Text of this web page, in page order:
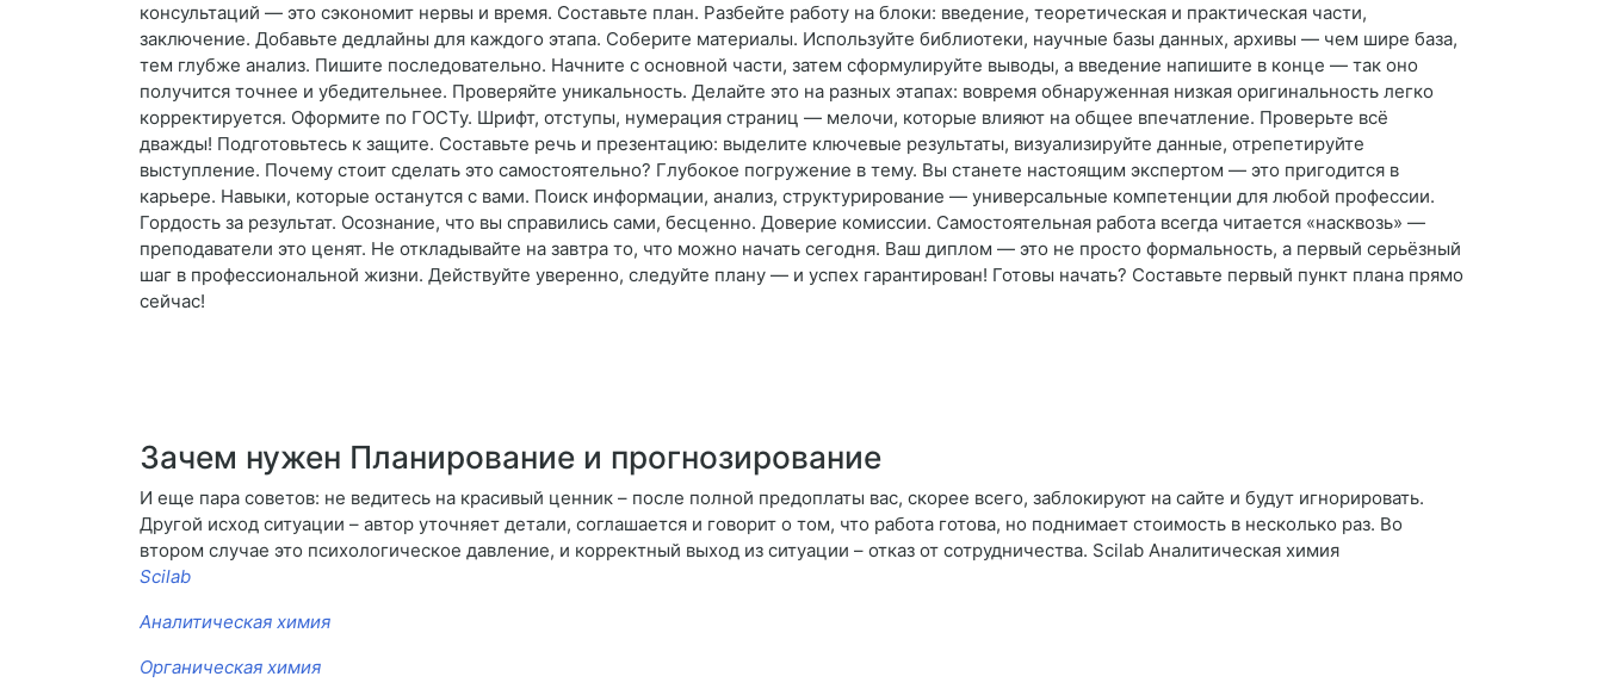
консультаций — это сэкономит нервы и время. Составьте план. Разбейте работу на блоки: введение, теоретическая и практическая части,
заключение. Добавьте дедлайны для каждого этапа. Соберите материалы. Используйте библиотеки, научные базы данных, архивы — чем шире база,
тем глубже анализ. Пишите последовательно. Начните с основной части, затем сформулируйте выводы, а введение напишите в конце — так оно
получится точнее и убедительнее. Проверяйте уникальность. Делайте это на разных этапах: вовремя обнаруженная низкая оригинальность легко
корректируется. Оформите по ГОСТу. Шрифт, отступы, нумерация страниц — мелочи, которые влияют на общее впечатление. Проверьте всё
дважды! Подготовьтесь к защите. Составьте речь и презентацию: выделите ключевые результаты, визуализируйте данные, отрепетируйте
выступление. Почему стоит сделать это самостоятельно? Глубокое погружение в тему. Вы станете настоящим экспертом — это пригодится в
карьере. Навыки, которые останутся с вами. Поиск информации, анализ, структурирование — универсальные компетенции для любой профессии.
Гордость за результат. Осознание, что вы справились сами, бесценно. Доверие комиссии. Самостоятельная работа всегда читается «насквозь» —
преподаватели это ценят. Не откладывайте на завтра то, что можно начать сегодня. Ваш диплом — это не просто формальность, а первый серьёзный
шаг в профессиональной жизни. Действуйте уверенно, следуйте плану — и успех гарантирован! Готовы начать? Составьте первый пункт плана прямо
сейчас!
Зачем нужен Планирование и прогнозирование
И еще пара советов: не ведитесь на красивый ценник – после полной предоплаты вас, скорее всего, заблокируют на сайте и будут игнорировать.
Другой исход ситуации – автор уточняет детали, соглашается и говорит о том, что работа готова, но поднимает стоимость в несколько раз. Во
втором случае это психологическое давление, и корректный выход из ситуации – отказ от сотрудничества. Scilab Аналитическая химия
Scilab
Аналитическая химия
Органическая химия